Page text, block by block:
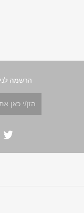
הרשמה